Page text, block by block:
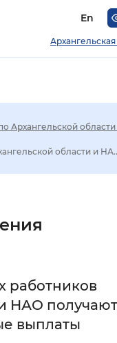
En
С засечками
буквами
Архангельской
области и
работников
НАО получают
выплаты